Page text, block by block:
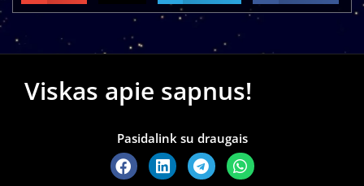
Viskas apie sapnus!
Pasidalink su draugais